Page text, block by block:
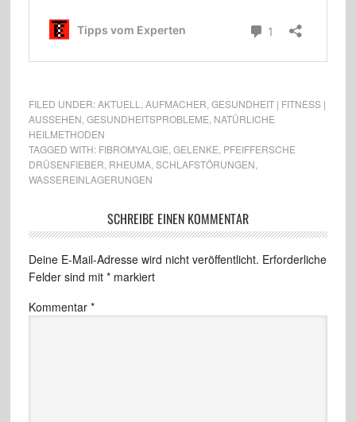
FILED UNDER:AKTUELL AUFMACHER GESUNDHEIT | FITNESS |
AUSSEHEN GESUNDHEITSPROBLEME NATÜRLICHE
HEILMETHODEN
TAGGED WITH: FIBROMYALGIE GELENKE PFEIFFERSCHE
DRÜSENFIEBER RHEUMA, SCHLAFSTÖRUNGEN
WASSEREINLAGERUNGEN
SCHREIBE EINEN KOMMENTAR
Deine E-Mail-Adresse wird nicht veröffentlicht. Erforderliche
Felder sind mit *markiert
Kommentar *